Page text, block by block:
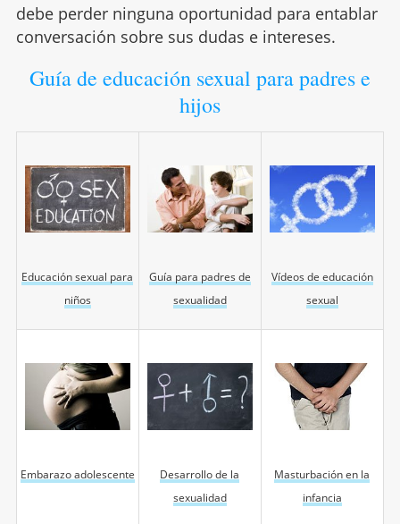
debe perder ninguna oportunidad para entablar
conversación sobre sus dudas e intereses.
Guía de educación sexual para padres e
hijos
Educación sexual para
niños
Guía para padres de
sexualidad
Vídeos de educación
sexual
Embarazo adolescente
Desarrollo de la
sexualidad
Masturbación en la
infancia